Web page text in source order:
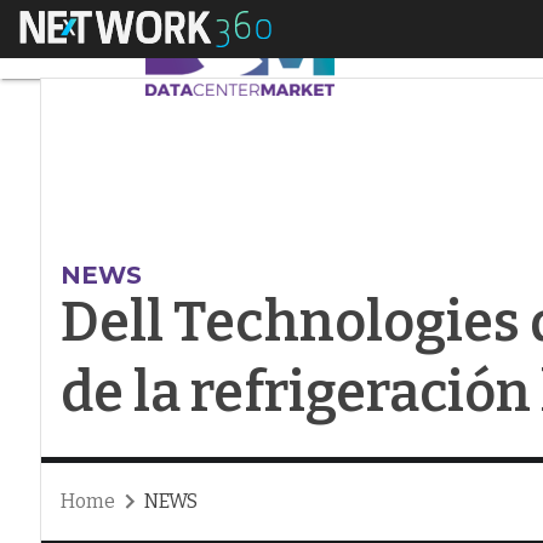
Menú
NEWS
Dell Technologies
de la
Home NEWS